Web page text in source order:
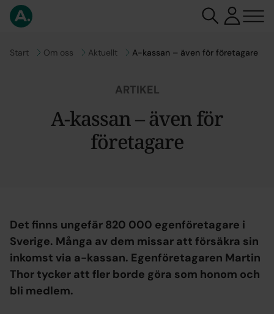
Gå till
Start Gå till
Om oss Gå till
Aktuellt A-kassan – även för företagare
ARTIKEL
A-kassan – även för
företagare
Det finns ungefär 820 000 egenföretagare i
Sverige. Många av dem missar att försäkra sin
inkomst via a-kassan. Egenföretagaren Martin
Thor tycker att fler borde göra som honom och
bli medlem.